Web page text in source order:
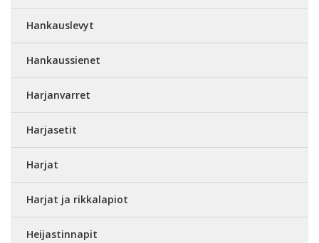
Hankauslevyt
Hankaussienet
Harjanvarret
Harjasetit
Harjat
Harjat ja rikkalapiot
Heijastinnapit